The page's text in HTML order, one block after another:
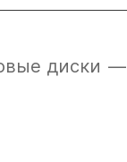
диски —